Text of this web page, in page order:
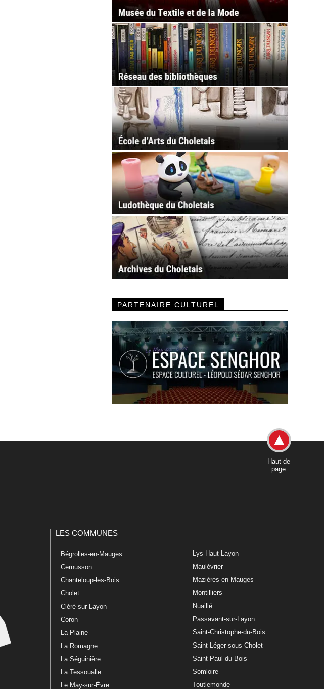
PARTENAIRE CULTUREL
Haut de
page
LES COMMUNES
Bégrolles-en-Mauges
Cernusson
Chanteloup-les-Bois
Cholet
Cléré-sur-Layon
Coron
La Plaine
La Romagne
La Séguinière
La Tessoualle
Le May-sur-Èvre
Lys-Haut-Layon
Maulévrier
Mazières-en-Mauges
Montilliers
Nuaillé
Passavant-sur-Layon
Saint-Christophe-du-Bois
Saint-Léger-sous-Cholet
Saint-Paul-du-Bois
Somloire
Toutlemonde